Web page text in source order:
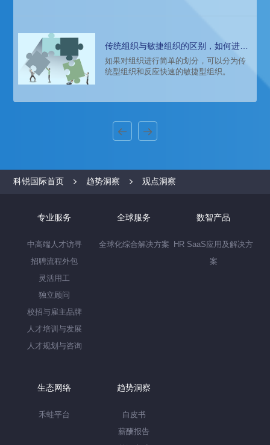
务了数百家大型企业的RPO项目。
传统组织与敏捷组织的区别，如何进行
组织转型？
如果对组织进行简单的划分，可以分为传
统型组织和反应快速的敏捷型组织。
科锐国际首页 趋势洞察 观点洞察
专业服务
中高端人才访寻
招聘流程外包
灵活用工
独立顾问
校招与雇主品牌
人才培训与发展
人才规划与咨询
全球服务
全球化综合解决方案
数智产品
HR SaaS应用及解决方
案
生态网络
禾蛙平台
趋势洞察
白皮书
薪酬报告